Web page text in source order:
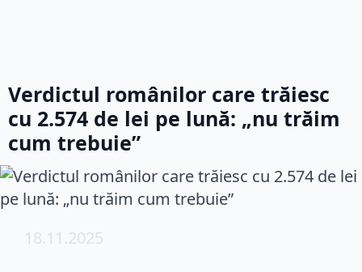
Verdictul românilor care trăiesc
cu 2.574 de lei pe lună: „nu trăim
cum trebuie”
18.11.2025